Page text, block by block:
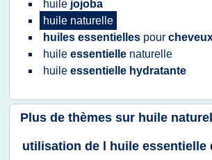
huile jojoba
huile naturelle
huiles essentielles pour
huile essentielle naturelle
huile essentielle hydratante
Plus de thèmes sur huile
utilisation de l huile essentielle